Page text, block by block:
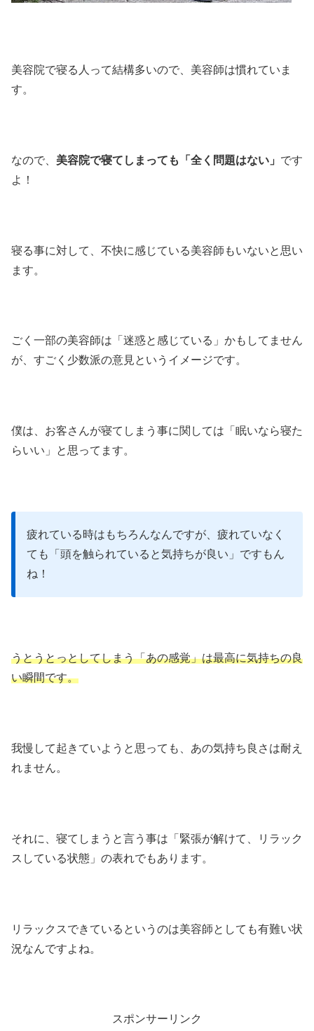
美容院で寝る人って結構多いので、美容師は慣れていま
す。
なので、 美容院で寝てしまっても「全く問題はない」 です
よ！
寝る事に対して、不快に感じている美容師もいないと思い
ます。
ごく一部の美容師は「迷惑と感じている」かもしてません
が、すごく少数派の意見というイメージです。
僕は、お客さんが寝てしまう事に関しては「眠いなら寝た
らいい」と思ってます。
疲れている時はもちろんなんですが、疲れていなく
ても「頭を触られていると気持ちが良い」ですもん
ね！
うとうとっとしてしまう「あの感覚」は最高に気持ちの良
い瞬間です。
我慢して起きていようと思っても、あの気持ち良さは耐え
れません。
それに、寝てしまうと言う事は「緊張が解けて、リラック
スしている状態」の表れでもあります。
リラックスできているというのは美容師としても有難い状
況なんですよね。
スポンサーリンク